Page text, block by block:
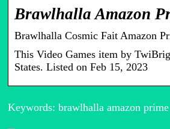
Brawlhalla Amazon
Brawlhalla Cosmic Fait Amazon
This Video Games item by
States. Listed on Feb 15, 2023
Keywords: brawlhalla amazon prime